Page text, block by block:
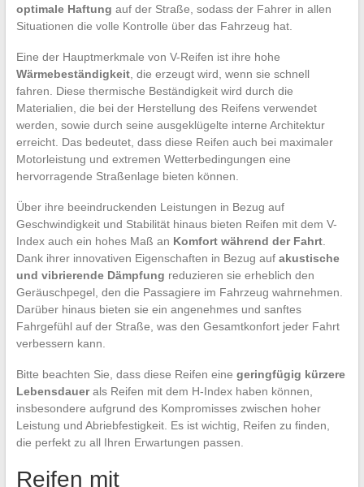
optimale Haftung auf der Straße, sodass der Fahrer in allen
Situationen die volle Kontrolle über das Fahrzeug hat.
Eine der Hauptmerkmale von V-Reifen ist ihre hohe
Wärmebeständigkeit, die erzeugt wird, wenn sie schnell
fahren. Diese thermische Beständigkeit wird durch die
Materialien, die bei der Herstellung des Reifens verwendet
werden, sowie durch seine ausgeklügelte interne Architektur
erreicht. Das bedeutet, dass diese Reifen auch bei maximaler
Motorleistung und extremen Wetterbedingungen eine
hervorragende Straßenlage bieten können.
Über ihre beeindruckenden Leistungen in Bezug auf
Geschwindigkeit und Stabilität hinaus bieten Reifen mit dem V-
Index auch ein hohes Maß an Komfort während der Fahrt.
Dank ihrer innovativen Eigenschaften in Bezug auf akustische
und vibrierende Dämpfung reduzieren sie erheblich den
Geräuschpegel, den die Passagiere im Fahrzeug wahrnehmen.
Darüber hinaus bieten sie ein angenehmes und sanftes
Fahrgefühl auf der Straße, was den Gesamtkonfort jeder Fahrt
verbessern kann.
Bitte beachten Sie, dass diese Reifen eine geringfügig kürzere
Lebensdauerals Reifen mit dem H-Index haben können,
insbesondere aufgrund des Kompromisses zwischen hoher
Leistung und Abriebfestigkeit. Es ist wichtig, Reifen zu finden,
die perfekt zu all Ihren Erwartungen passen.
Reifen mit